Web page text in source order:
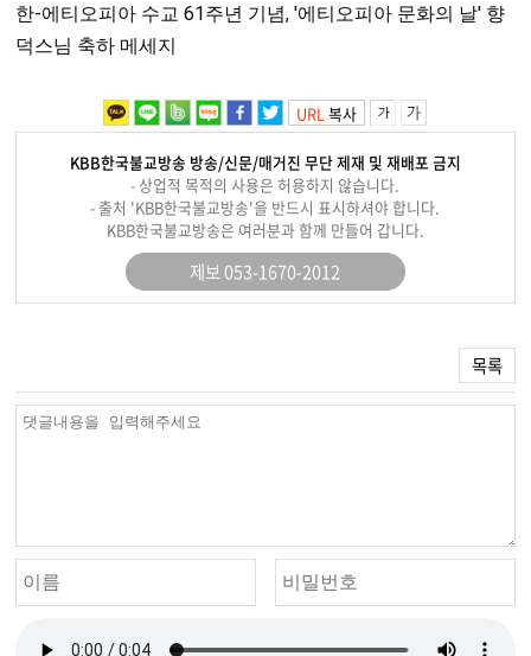
한-에티오피아 수교 61주년 기념, '에티오피아 문화의 날' 향
덕스님 축하 메세지
URL복사
KBB한국불교방송 방송/신문/매거진 무단 제재 및 재배포 금지
- 상업적 목적의 사용은 허용하지 않습니다.
- 출처 'KBB한국불교방송'을 반드시 표시하셔야 합니다.
KBB한국불교방송은 여러분과 함께 만들어 갑니다.
제보 053-1670-2012
목록